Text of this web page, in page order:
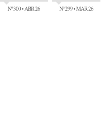
Nº 300 • ABR 26 Nº 299 • MAR 26